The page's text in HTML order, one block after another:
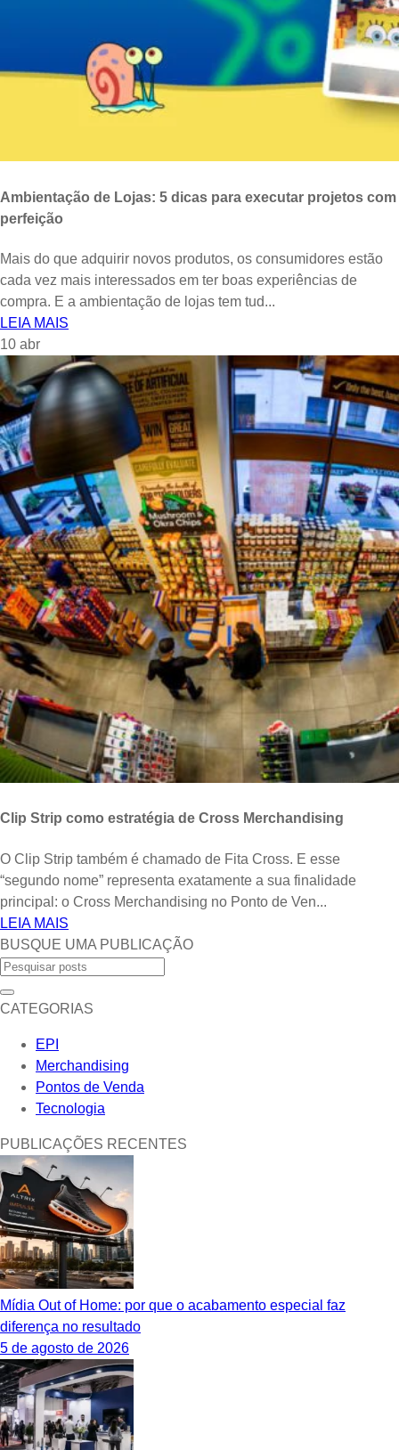
Ambientação de Lojas: 5 dicas para executar projetos com
perfeição
Mais do que adquirir novos produtos, os consumidores estão
cada vez mais interessados em ter boas experiências de
compra. E a ambientação de lojas tem tud...
LEIA MAIS
10 abr
Clip Strip como estratégia de Cross Merchandising
O Clip Strip também é chamado de Fita Cross. E esse
“segundo nome” representa exatamente a sua finalidade
principal: o Cross Merchandising no Ponto de Ven...
LEIA MAIS
BUSQUE UMA PUBLICAÇÃO
CATEGORIAS
EPI
Merchandising
Pontos de Venda
Tecnologia
PUBLICAÇÕES RECENTES
Mídia Out of Home: por que o acabamento especial faz
diferença no resultado
5 de agosto de 2026